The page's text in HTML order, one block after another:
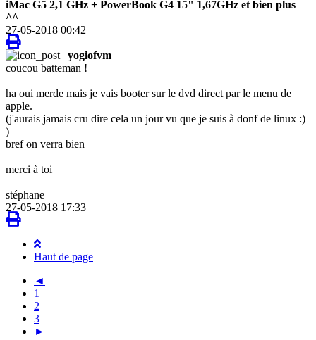
iMac G5 2,1 GHz + PowerBook G4 15" 1,67GHz et bien plus
^^
27-05-2018 00:42
yogiofvm
coucou batteman !
ha oui merde mais je vais booter sur le dvd direct par le menu de
apple.
(j'aurais jamais cru dire cela un jour vu que je suis à donf de linux :)
)
bref on verra bien
merci à toi
stéphane
27-05-2018 17:33
Haut de page
◄
1
2
3
►